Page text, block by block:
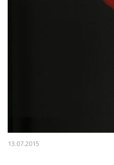
13.07.2015